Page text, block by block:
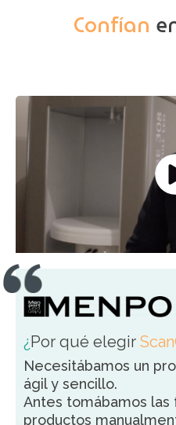
Confían
¿ Por qué elegir
Necesitábamos un
ágil y sencillo.
Antes tomábamos
productos